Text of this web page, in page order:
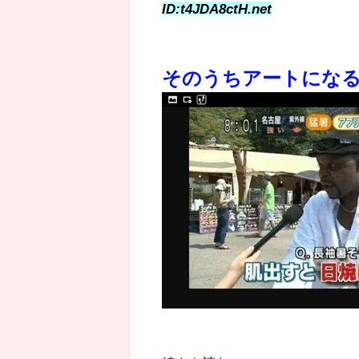
ID:t4JDA8ctH.net
そのうちアートにな